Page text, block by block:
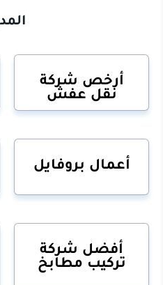
أرخص شركة
نقل عفش
أعمال بروفايل
أفضل شركة
تركيب مطابخ